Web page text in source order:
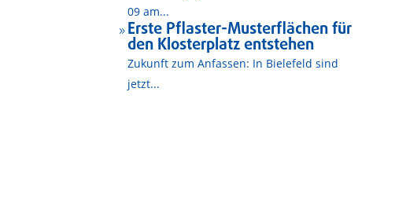
09 am...
9 Erste Pflaster-Musterflächen für
den Klosterplatz entstehen
Zukunft zum Anfassen: In Bielefeld sind
jetzt...